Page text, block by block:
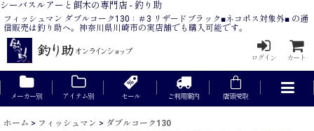
シーバスルアーと餌木の専門店 - 釣り助
フィッシュマン ダブルコーク130：＃3 リザードブラック■ネコポス対象外■ の通
信販売は釣り助へ。神奈川県川崎市の実店舗でも購入可能です。
ログイン カート
メーカー別 アイテム別 セール ご利用案内 店頭受取
ホーム > フィッシュマン > ダブルコーク130